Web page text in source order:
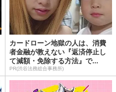
カードローン地獄の人は、消費
者金融が教えない『返済停止し
て減額・免除する方法』で...
PR(渋谷法務総合事務所)